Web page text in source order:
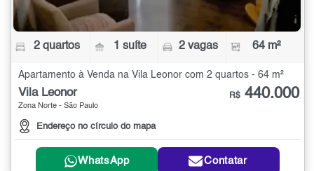
2 quartos 1 suíte 2 vagas 64 m²
Apartamento à Venda na Vila Leonor com 2 quartos - 64 m²
Vila Leonor
Zona Norte - São Paulo
Endereço no círculo do mapa
R$ 440.000
WhatsApp Contatar